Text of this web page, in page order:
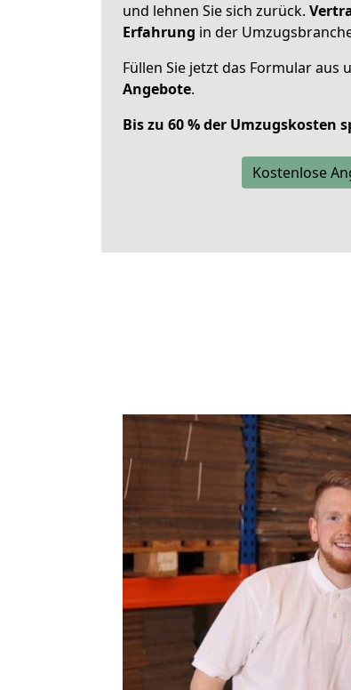
und lehnen Sie sich zurück.
Erfahrung in der
Füllen Sie jetzt das Formular aus
Angebote.
Bis zu 60 % der Umzugskosten
Kostenlose